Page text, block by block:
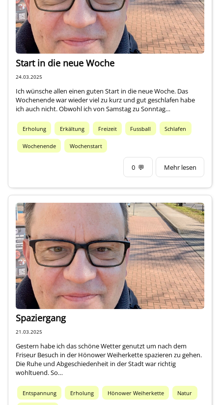
Start in die neue Woche
24.03.2025
Ich wünsche allen einen guten Start in die neue Woche. Das
Wochenende war wieder viel zu kurz und gut geschlafen habe
ich auch nicht. Obwohl ich von Samstag zu Sonntag…
Erholung Erkältung Freizeit Fussball Schlafen
Wochenende Wochenstart
0 💬 Mehr lesen
Spaziergang
21.03.2025
Gestern habe ich das schöne Wetter genutzt um nach dem
Friseur Besuch in der Hönower Weiherkette spazieren zu gehen.
Die Ruhe und Abgeschiedenheit in der Stadt war richtig
wohltuend. So…
Entspannung Erholung Hönower Weiherkette Natur